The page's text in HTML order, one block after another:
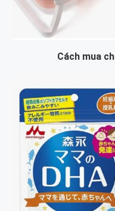
Cách mua